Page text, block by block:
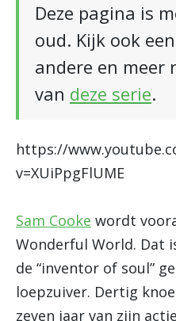
Deze pagina is
oud. Kijk ook
andere en meer
van deze serie.
https://
v=XUiPpgFlUME
Sam Cooke wordt
Wonderful World. Dat
de “inventor of soul”
loepzuiver. Dertig
zeven jaar van zijn